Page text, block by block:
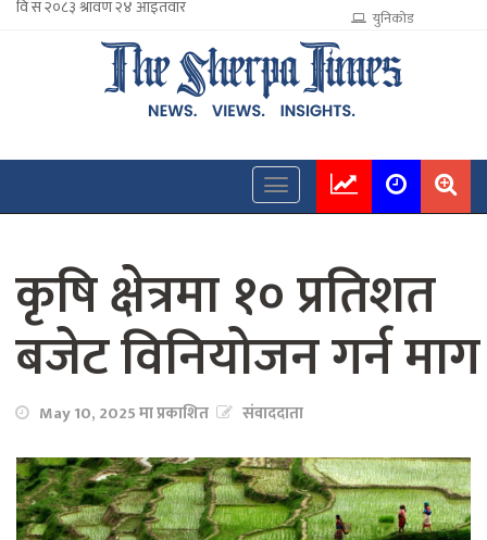
युनिकोड
कृषि क्षेत्रमा १० प्रतिशत
बजेट विनियोजन गर्न माग
May 10, 2025 मा प्रकाशित संवाददाता